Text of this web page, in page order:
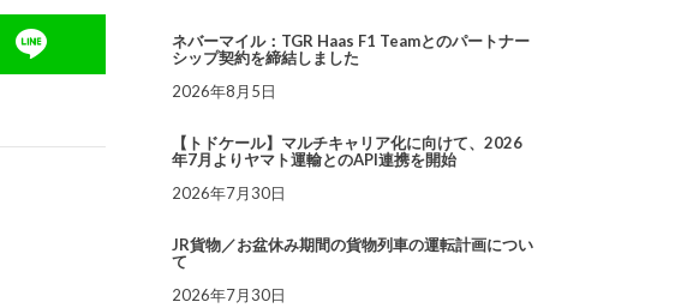
ネバーマイル：TGR Haas F1 Teamとのパートナー
シップ契約を締結しました
2026年8月5日
【トドケール】マルチキャリア化に向けて、2026
年7月よりヤマト運輸とのAPI連携を開始
2026年7月30日
JR貨物／お盆休み期間の貨物列車の運転計画につい
て
2026年7月30日